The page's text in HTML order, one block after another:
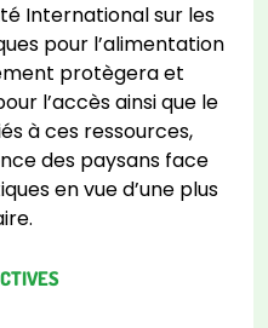
International sur les
pour l’alimentation
protègera et
l’accès ainsi que le
à ces ressources,
des paysans face
en vue d’une plus